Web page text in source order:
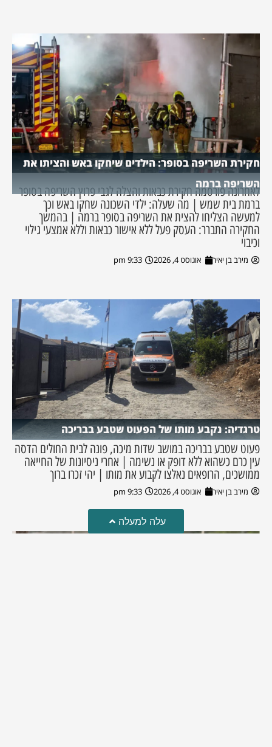
חקירת השריפה בסופר: הילדים שיחקו באש והציתו את
השריפה ברמה
לאחרונה פורסמה חקירת כבאות והצלה לגבי פרוץ השריפה בסופר
ברמת בית שמש | מה שעלה: ילדי השכונה שחקו באש וכך
למעשה הצליחו להצית את השריפה בסופר ברמה | בהמשך
החקירה התברר: העסק פעל ללא אישור כבאות וללא אמצעי גילוי
וכיבוי
מירב בן יאיר אוגוסט 4, 2026 9:33 pm
טרגדיה: נקבע מותו של הפעוט שטבע בבריכה
פעוט שטבע בבריכה במושב שדות מיכה, פונה לבית החולים הדסה
עין כרם כשהוא ללא דופק או נשימה | אחרי ניסיונות של החייאה
ממושכים, הרופאים נאלצו לקבוע את מותו | יהי זכרו ברוך
מירב בן יאיר אוגוסט 4, 2026 9:33 pm
עלה למעלה